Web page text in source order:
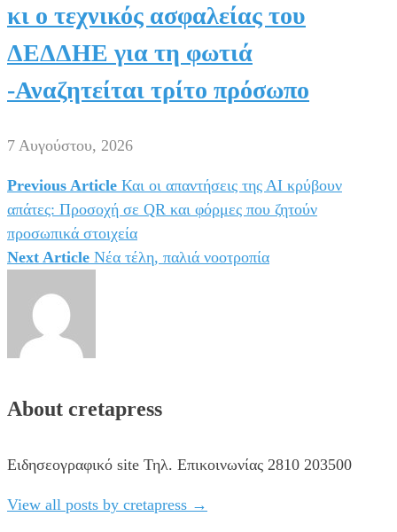
κι ο τεχνικός ασφαλείας του
ΔΕΔΔΗΕ για τη φωτιά
-Αναζητείται τρίτο πρόσωπο
7 Αυγούστου, 2026
Πλοήγηση
άρθρων
Previous Article Και οι απαντήσεις της ΑΙ κρύβουν
απάτες: Προσοχή σε QR και φόρμες που ζητούν
προσωπικά στοιχεία
Next Article Νέα τέλη, παλιά νοοτροπία
About cretapress
Ειδησεογραφικό site Τηλ. Επικοινωνίας 2810 203500
View all posts by cretapress →